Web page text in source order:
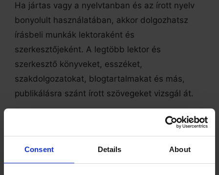
Consent Details About
Ha jártas vagy a nyelvtanban és az írott nyelv
bonyolult használatában, akkor dolgozhatsz
írásbeli munkák lektoraként és
szerkesztőjeként. A legtöbb lektor és
szerkesztő könyveket, esszéket,
szakdolgozatokat, blogtartalmakat és más,
publikálásra szánt írott szövegeket vizsgál át.
Ez viszonylag egyszerűbb, mint a fent említett
lehetőségek. Chat-operátorként nincs